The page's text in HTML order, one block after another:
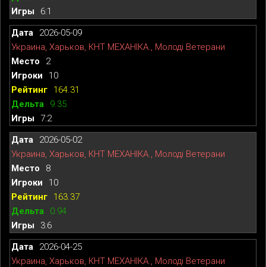
6:1
2026-05-09
Украина, Харьков, КНТ МЕХАНІКА., Молоді Ветерани
2
10
164.31
9.35
7:2
2026-05-02
Украина, Харьков, КНТ МЕХАНІКА., Молоді Ветерани
8
10
163.37
0.94
3:6
2026-04-25
Украина, Харьков, КНТ МЕХАНІКА., Молоді Ветерани